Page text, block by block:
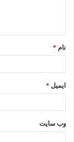
*
نام *
ایمیل *
وب‌ سایت